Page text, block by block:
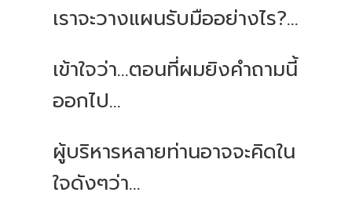
เราจะวางแผนรับมืออย่างไร?...
เข้าใจว่า...ตอนที่ผมยิงคำถามนี้
ออกไป...
ผู้บริหารหลายท่านอาจจะคิดใน
ใจดังๆว่า...